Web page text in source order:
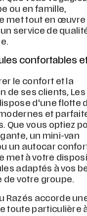
ou en famille,
met tout en œuvre
service de
confortables
le confort et la
de ses clients, Les
d'une flotte
et
Que vous optiez
un mini-van
un autocar
met à votre
adaptés à vos
de votre groupe.
Razés accorde
toute particulière